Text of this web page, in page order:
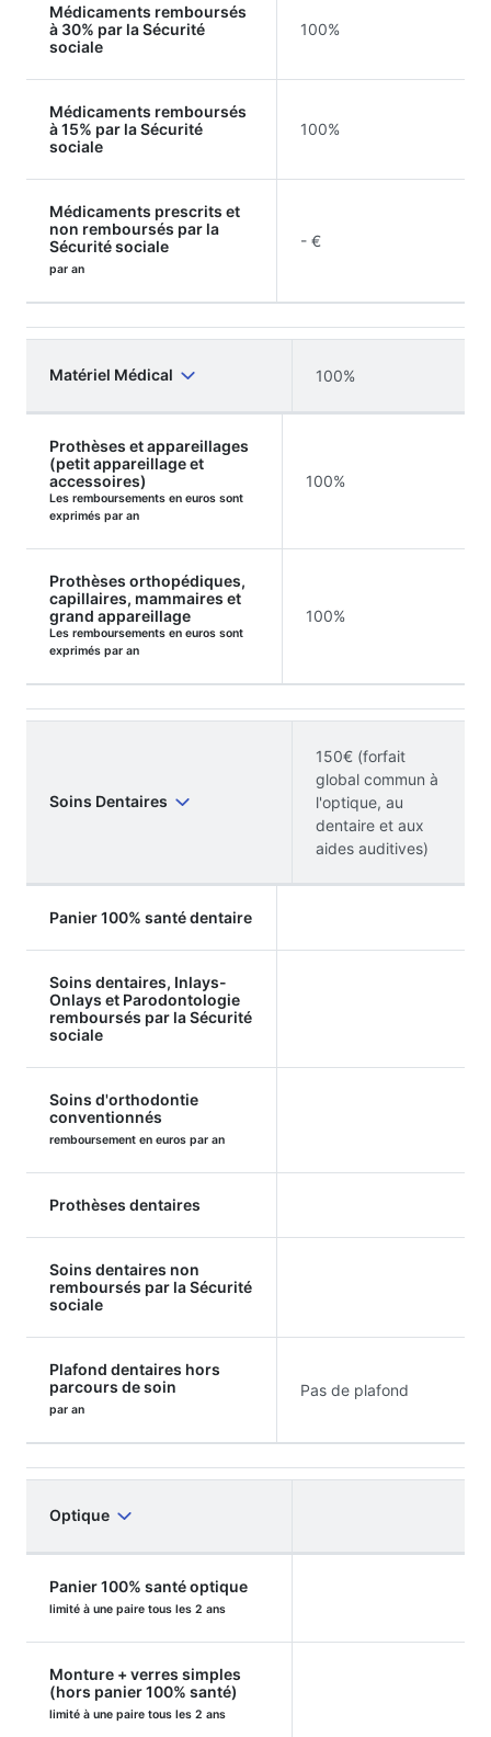
Médicaments remboursés
à 30% par la Sécurité
sociale
100%
Médicaments remboursés
à 15% par la Sécurité
sociale
100%
Médicaments prescrits et
non remboursés par la
Sécurité sociale
par an
- €
Matériel Médical 100%
Prothèses et appareillages
(petit appareillage et
accessoires)
Les remboursements en euros sont
exprimés par an
100%
Prothèses orthopédiques,
capillaires, mammaires et
grand appareillage
Les remboursements en euros sont
exprimés par an
100%
Soins Dentaires
150€ (forfait
global commun à
l'optique, au
dentaire et aux
aides auditives)
Panier 100% santé dentaire
Soins dentaires, Inlays-
Onlays et Parodontologie
remboursés par la Sécurité
sociale
Soins d'orthodontie
conventionnés
remboursement en euros par an
Prothèses dentaires
Soins dentaires non
remboursés par la Sécurité
sociale
Plafond dentaires hors
parcours de soin
par an
Pas de plafond
Optique
Panier 100% santé optique
limité à une paire tous les 2 ans
Monture + verres simples
(hors panier 100% santé)
limité à une paire tous les 2 ans